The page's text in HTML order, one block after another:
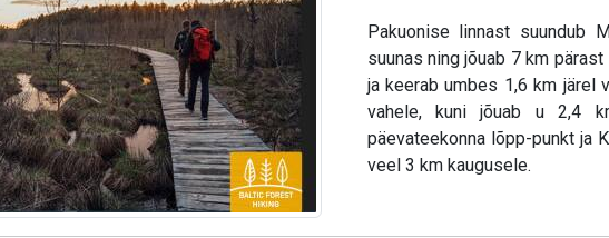
Pakuonise linnast suundub
suunas ning jõuab 7 km
ja keerab umbes 1,6 km järel
vahele, kuni jõuab u 2,4
päevateekonna lõpp-punkt ja
veel 3 km kaugusele.